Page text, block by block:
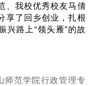
、我校优秀校友马倩
享了回乡创业，扎根
兴路上“领头雁”的故
师范学院行政管理专